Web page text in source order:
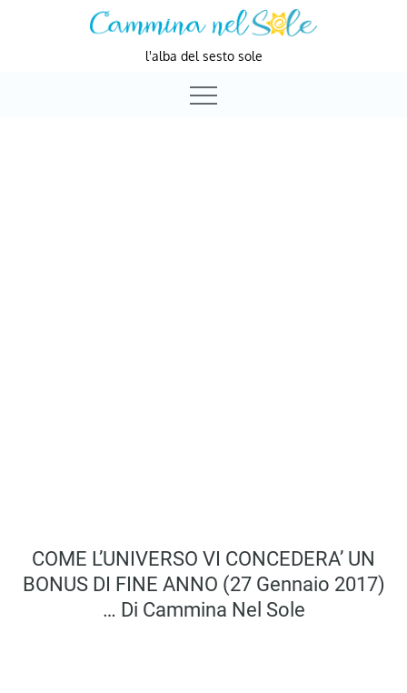
l'alba del sesto sole
COME L’UNIVERSO VI CONCEDERA’ UN
BONUS DI FINE ANNO (27 Gennaio 2017)
… Di Cammina Nel Sole